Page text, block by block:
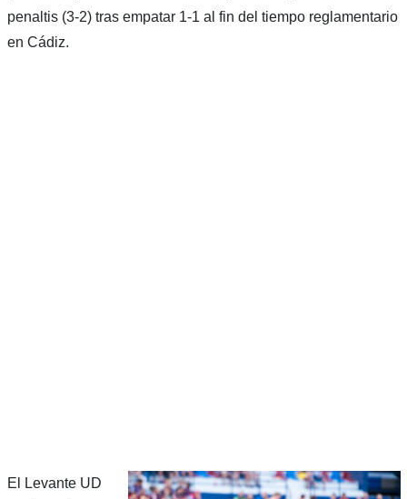
penaltis (3-2) tras empatar 1-1 al fin del tiempo reglamentario
en Cádiz.
El Levante UD